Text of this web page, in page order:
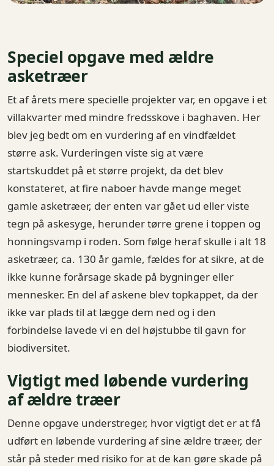
Speciel opgave med ældre
asketræer
Et af årets mere specielle projekter var, en opgave i et
villakvarter med mindre fredsskove i baghaven. Her
blev jeg bedt om en vurdering af en vindfældet
større ask. Vurderingen viste sig at være
startskuddet på et større projekt, da det blev
konstateret, at fire naboer havde mange meget
gamle asketræer, der enten var gået ud eller viste
tegn på askesyge, herunder tørre grene i toppen og
honningsvamp i roden. Som følge heraf skulle i alt 18
asketræer, ca. 130 år gamle, fældes for at sikre, at de
ikke kunne forårsage skade på bygninger eller
mennesker. En del af askene blev topkappet, da der
ikke var plads til at lægge dem ned og i den
forbindelse lavede vi en del højstubbe til gavn for
biodiversitet.
Vigtigt med løbende vurdering
af ældre træer
Denne opgave understreger, hvor vigtigt det er at få
udført en løbende vurdering af sine ældre træer, der
står på steder med risiko for at de kan gøre skade på